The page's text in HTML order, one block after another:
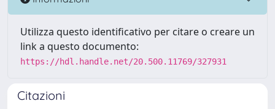
Utilizza questo identificativo per citare o creare un
link a questo documento:
https://hdl.handle.net/20.500.11769/327931
Citazioni